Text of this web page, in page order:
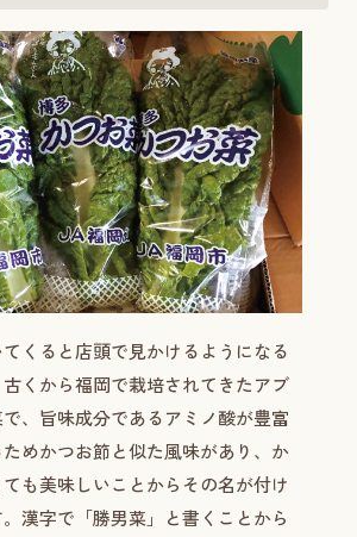
くると店頭で見かけるようになる
古くから福岡で栽培されてきたアブ
、旨味成分であるアミノ酸が豊富
めかつお節と似た風味があり、か
も美味しいことからその名が付け
漢字で「勝男菜」と書くことから